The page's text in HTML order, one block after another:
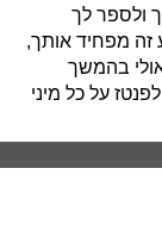
ולספר לך
זה מפחיד אותך,
בהמשך
על כל מיני